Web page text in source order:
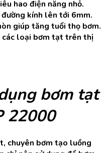
hao điện năng nhỏ.
kính lên tới 6mm.
giúp tăng tuổi thọ bơm.
loại bơm tạt trên thị
bơm tạt
22000
chuyên bơm tạo luồng